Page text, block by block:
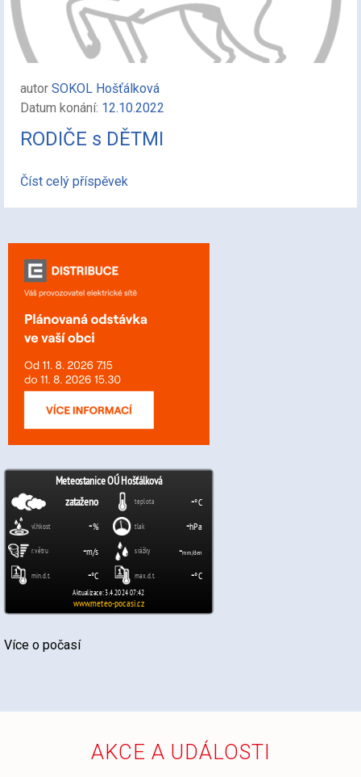
Více o počasí
autor SOKOL Hošťálková
Datum konání: 12.10.2022
RODIČE s DĚTMI
Číst celý příspěvek
AKCE A UDÁLOSTI